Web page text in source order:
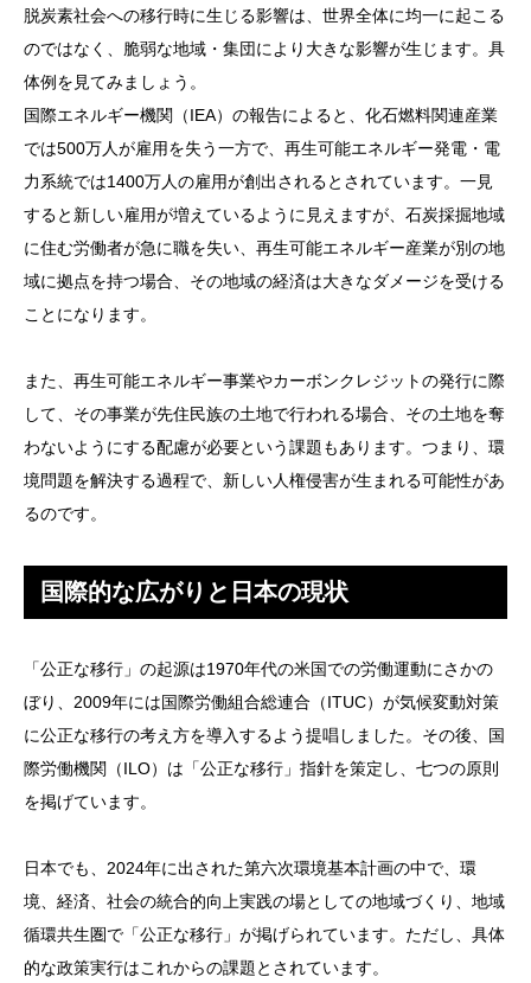
脱炭素社会への移行時に生じる影響は、世界全体に均一に起こる
のではなく、脆弱な地域・集団により大きな影響が生じます。具
体例を見てみましょう。
国際エネルギー機関（IEA）の報告によると、化石燃料関連産業
では500万人が雇用を失う一方で、再生可能エネルギー発電・電
力系統では1400万人の雇用が創出されるとされています。一見
すると新しい雇用が増えているように見えますが、石炭採掘地域
に住む労働者が急に職を失い、再生可能エネルギー産業が別の地
域に拠点を持つ場合、その地域の経済は大きなダメージを受ける
ことになります。
また、再生可能エネルギー事業やカーボンクレジットの発行に際
して、その事業が先住民族の土地で行われる場合、その土地を奪
わないようにする配慮が必要という課題もあります。つまり、環
境問題を解決する過程で、新しい人権侵害が生まれる可能性があ
るのです。
国際的な広がりと日本の現状
「公正な移行」の起源は1970年代の米国での労働運動にさかの
ぼり、2009年には国際労働組合総連合（ITUC）が気候変動対策
に公正な移行の考え方を導入するよう提唱しました。その後、国
際労働機関（ILO）は「公正な移行」指針を策定し、七つの原則
を掲げています。
日本でも、2024年に出された第六次環境基本計画の中で、環
境、経済、社会の統合的向上実践の場としての地域づくり、地域
循環共生圏で「公正な移行」が掲げられています。ただし、具体
的な政策実行はこれからの課題とされています。